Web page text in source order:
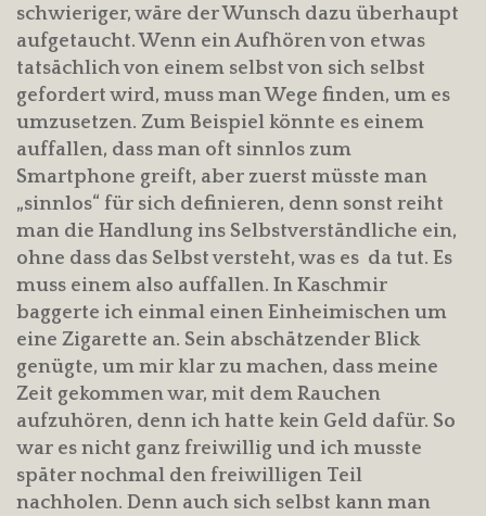
schwieriger, wäre der Wunsch dazu überhaupt
aufgetaucht. Wenn ein Aufhören von etwas
tatsächlich von einem selbst von sich selbst
gefordert wird, muss man Wege finden, um es
umzusetzen. Zum Beispiel könnte es einem
auffallen, dass man oft sinnlos zum
Smartphone greift, aber zuerst müsste man
„sinnlos“ für sich definieren, denn sonst reiht
man die Handlung ins Selbstverständliche ein,
ohne dass das Selbst versteht, was es da tut. Es
muss einem also auffallen. In Kaschmir
baggerte ich einmal einen Einheimischen um
eine Zigarette an. Sein abschätzender Blick
genügte, um mir klar zu machen, dass meine
Zeit gekommen war, mit dem Rauchen
aufzuhören, denn ich hatte kein Geld dafür. So
war es nicht ganz freiwillig und ich musste
später nochmal den freiwilligen Teil
nachholen. Denn auch sich selbst kann man